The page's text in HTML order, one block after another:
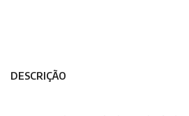
DESCRIÇÃO